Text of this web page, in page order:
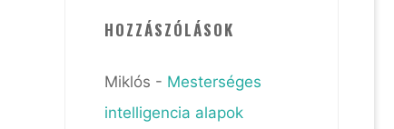
HOZZÁSZÓLÁSOK
Miklós - Mesterséges
intelligencia alapok